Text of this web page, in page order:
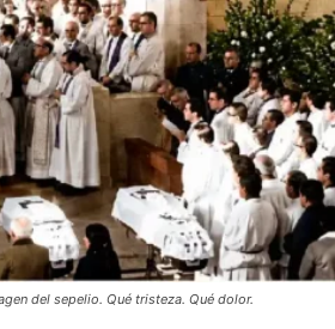
del sepelio. Qué tristeza. Qué dolor.